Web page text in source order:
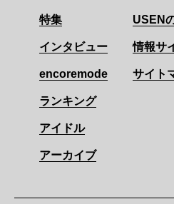
特集
インタビュー
encoremode
ランキング
アイドル
アーカイブ
USEN
情報サ
サイト